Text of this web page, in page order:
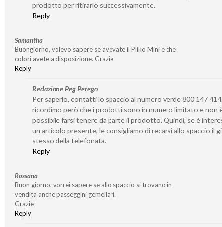
prodotto per ritirarlo successivamente.
Reply
Samantha
Buongiorno, volevo sapere se avevate il Pliko Mini e che
colori avete a disposizione. Grazie
Reply
Redazione Peg Perego
Per saperlo, contatti lo spaccio al numero verde 800 147
ricordimo però che i prodotti sono in numero limitato e non
possibile farsi tenere da parte il prodotto. Quindi, se è
un articolo presente, le consigliamo di recarsi allo spaccio il
stesso della telefonata.
Reply
Rossana
Buon giorno, vorrei sapere se allo spaccio si trovano in
vendita anche passeggini gemellari.
Grazie
Reply